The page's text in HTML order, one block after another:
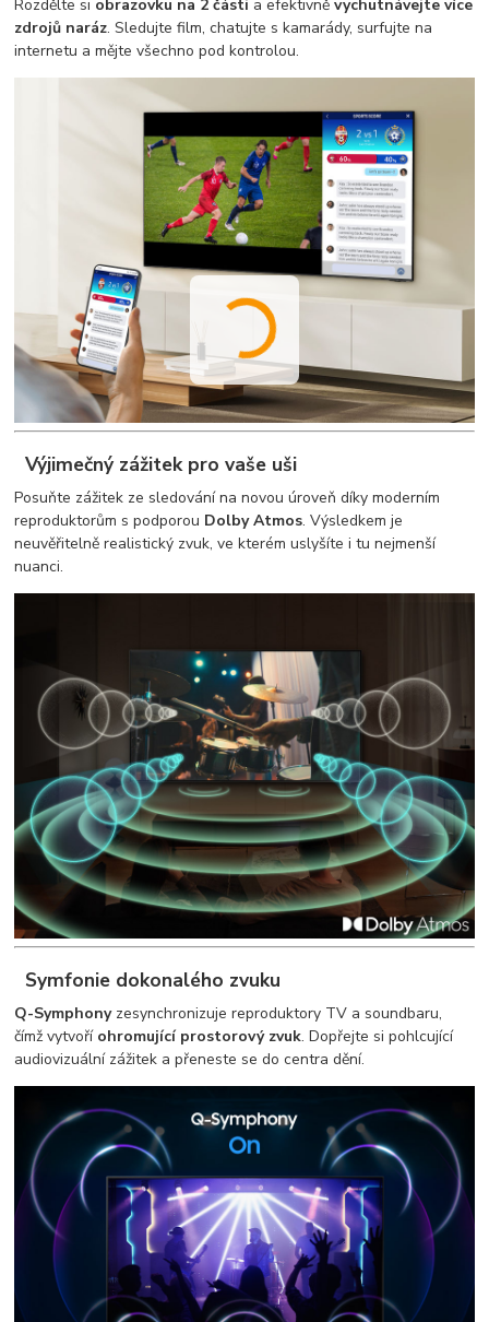
Rozdělte si obrazovku na 2 části a efektivněvychutnávejte více
zdrojů naráz. Sledujte film, chatujte s kamarády, surfujte na
internetu a mějte všechno pod kontrolou.
Výjimečný zážitek pro vaše uši
Posuňte zážitek ze sledování na novou úroveň díky moderním
reproduktorům s podporou Dolby Atmos. Výsledkem je
neuvěřitelně realistický zvuk, ve kterém uslyšíte i tu nejmenší
nuanci.
Symfonie dokonalého zvuku
Q-Symphonyzesynchronizuje reproduktory TV a soundbaru,
čímž vytvoříohromující prostorový zvuk. Dopřejte si pohlcující
audiovizuální zážitek a přeneste se do centra dění.